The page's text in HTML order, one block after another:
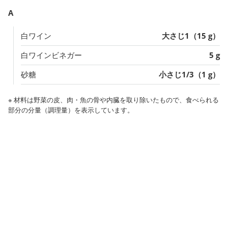
A
白ワイン
大さじ1（15 g）
白ワインビネガー
5 g
砂糖
小さじ1/3（1 g）
※ 材料は野菜の皮、肉・魚の骨や内臓を取り除いたもので、食べられる
部分の分量（調理量）を表示しています。